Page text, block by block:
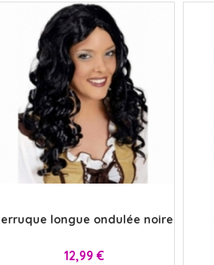
longue ondulée noire
Prix
12,99 €